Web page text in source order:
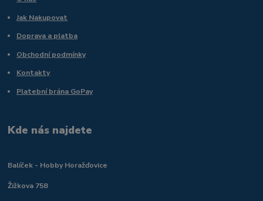
Jak Nakupovat
Doprava a platba
Obchodní podmínky
Kontakty
Platební brána GoPay
Kde nás najdete
Balíček - Hobby Horažďovice
Žižkova 758